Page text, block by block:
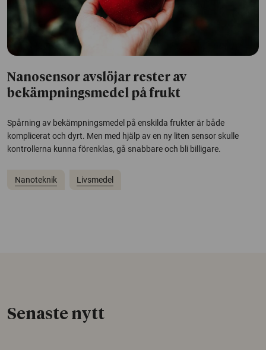
Nanosensor avslöjar rester av
bekämpningsmedel på frukt
Spårning av bekämpningsmedel på enskilda frukter är både
komplicerat och dyrt. Men med hjälp av en ny liten sensor skulle
kontrollerna kunna förenklas, gå snabbare och bli billigare.
Nanoteknik Livsmedel
Senaste nytt